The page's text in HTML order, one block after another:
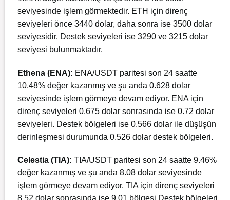
seviyesinde işlem görmektedir. ETH için direnç
seviyeleri önce 3440 dolar, daha sonra ise 3500 dolar
seviyesidir. Destek seviyeleri ise 3290 ve 3215 dolar
seviyesi bulunmaktadır.
Ethena (ENA): ENA/USDT paritesi son 24 saatte
10.48% değer kazanmış ve şu anda 0.628 dolar
seviyesinde işlem görmeye devam ediyor. ENA için
direnç seviyeleri 0.675 dolar sonrasında ise 0.72 dolar
seviyeleri. Destek bölgeleri ise 0.566 dolar ile düşüşün
derinleşmesi durumunda 0.526 dolar destek bölgeleri.
Celestia (TIA): TIA/USDT paritesi son 24 saatte 9.46%
değer kazanmış ve şu anda 8.08 dolar seviyesinde
işlem görmeye devam ediyor. TIA için direnç seviyeleri